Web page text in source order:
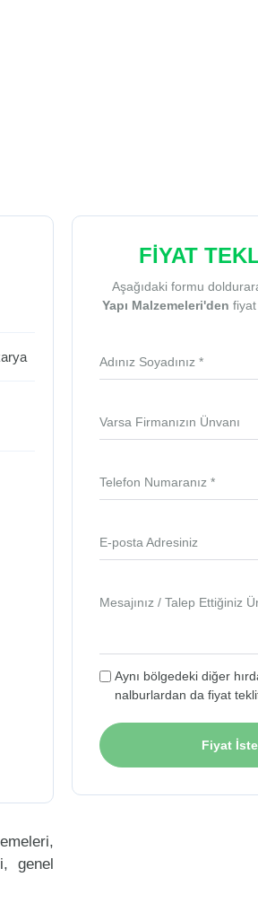
genel
FİYAT
Aşağıdaki formu
Yapı Malzemeleri'den
Adınız Soyadınız *
Varsa Firmanızın Ünvanı
Telefon Numaranız *
E-posta Adresiniz
Mesajınız / Talep Ettiğiniz
Aynı bölgedeki diğer
nalburlardan da fiyat
Fiyat İste